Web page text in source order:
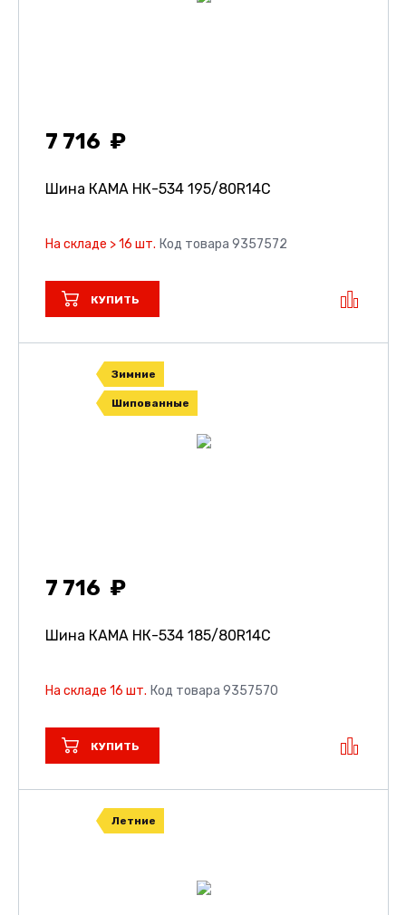
7 716
Шина КАМА НК-534 195/80R14C
На складе > 16 шт. Код товара 9357572
КУПИТЬ
Зимние
Шипованные
7 716
Шина КАМА НК-534 185/80R14C
На складе 16 шт. Код товара 9357570
КУПИТЬ
Летние